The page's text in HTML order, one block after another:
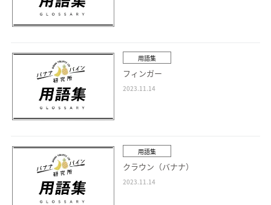
用語集
フィンガー
2023.11.14
用語集
クラウン（バナナ）
2023.11.14